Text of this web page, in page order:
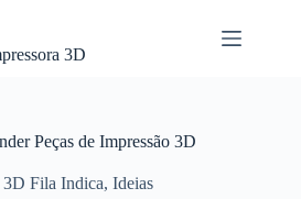
3D
Peças de Impressão 3D
3D Fila Indica, Ideias